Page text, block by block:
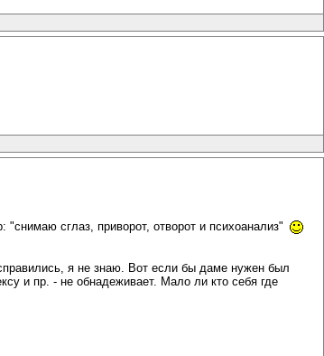
сглаз, приворот, отворот и психоанализ"
я не знаю. Вот если бы даме нужен был
и пр. - не обнадеживает. Мало ли кто себя где